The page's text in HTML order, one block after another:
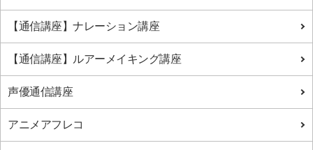
【通信講座】ナレーション講座
【通信講座】ルアーメイキング講座
声優通信講座
アニメアフレコ